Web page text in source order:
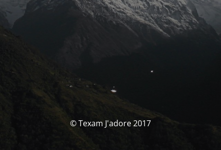
© Texam J'adore 2017